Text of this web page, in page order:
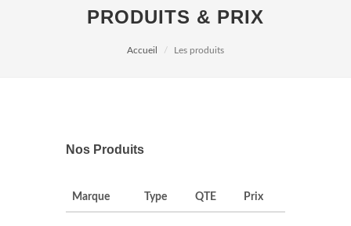
PRODUITS & PRIX
Accueil Les produits
Nos Produits
Marque Type QTE Prix